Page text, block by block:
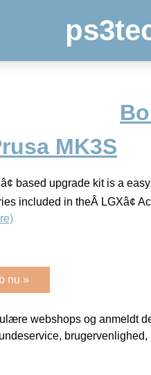
MK3S
based upgrade kit is a
included in theÂ LGXâ¢
nu »
webshops og anmeldt